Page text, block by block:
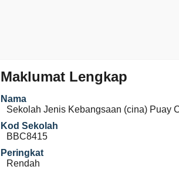
Maklumat Lengkap
Nama
Sekolah Jenis Kebangsaan (cina) Puay
Kod Sekolah
BBC8415
Peringkat
Rendah